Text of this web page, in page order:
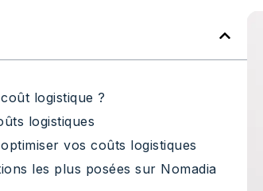
coût logistique ?
logistiques
vos coûts logistiques
les plus posées sur Nomadia